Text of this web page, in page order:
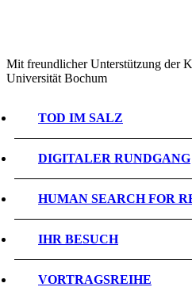
Mit freundlicher Unterstützung der
Universität Bochum
TOD IM SALZ
DIGITALER RUNDGANG
HUMAN SEARCH FOR
IHR BESUCH
VORTRAGSREIHE